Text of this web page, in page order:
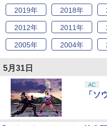
2019年 2018年
2012年 2011年
2005年 2004年
5月31日
AC
「ソ